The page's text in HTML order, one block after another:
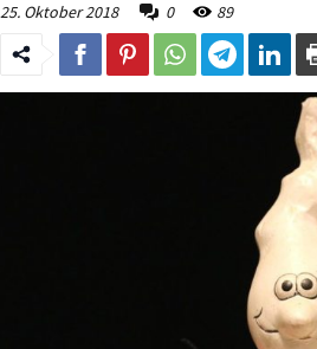
25. Oktober 2018
0 89